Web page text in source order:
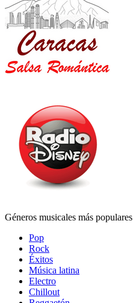
Géneros musicales más populares
Pop
Rock
Éxitos
Música latina
Electro
Chillout